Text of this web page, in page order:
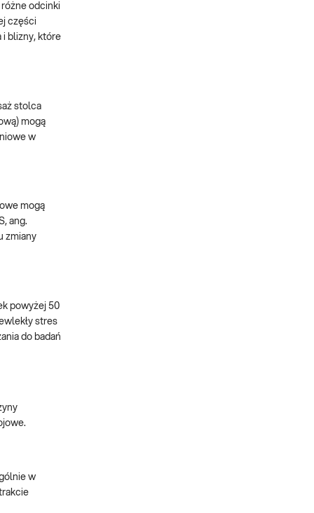
odcinki
części
i blizny, które
stolca
mogą
w
mogą
ang.
zmiany
powyżej 50
stres
do badań
w